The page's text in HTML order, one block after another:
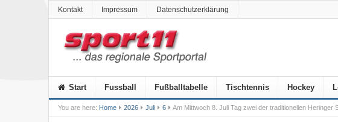
Kontakt Impressum Datenschutzerklärung
Start Fussball Fußballtabelle Tischtennis Hockey
You are here: Home 2026 Juli 6 Am Mittwoch 8. Juli Tag zwei der traditionellen Heringer